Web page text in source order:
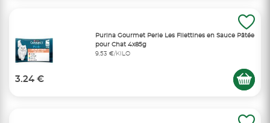
Purina Gourmet Perle Les Filettines en Sauce Pâtée
pour Chat 4x85g
9,53 €/KILO
3.24 €